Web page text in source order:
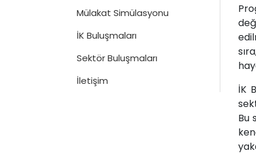
Mülakat Simülasyonu
İK Buluşmaları
Sektör Buluşmaları
İletişim
İK
Bu